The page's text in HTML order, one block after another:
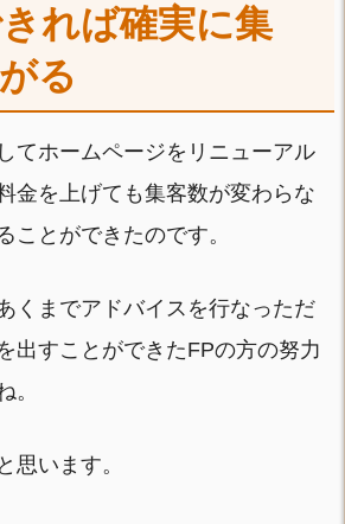
れば確実に集
る
てホームページをリニューアル
金を上げても集客数が変わらな
ことができたのです。
くまでアドバイスを行なっただ
出すことができたFPの方の努力
。
思います。